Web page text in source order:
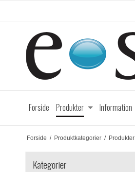
Forside Produkter Information
Forside / Produktkategorier / Produkter
Kategorier